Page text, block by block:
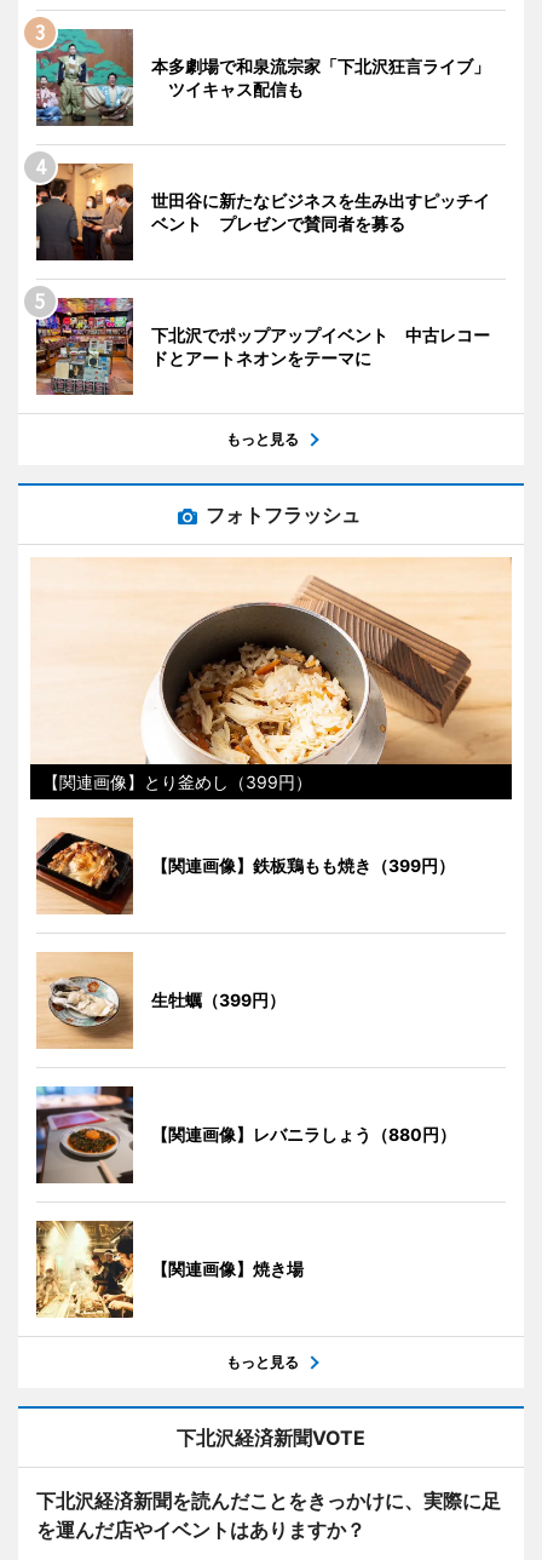
本多劇場で和泉流宗家「下北沢狂言ライブ」
ツイキャス配信も
世田谷に新たなビジネスを生み出すピッチイ
ベント プレゼンで賛同者を募る
下北沢でポップアップイベント 中古レコー
ドとアートネオンをテーマに
もっと見る
フォトフラッシュ
【関連画像】とり釜めし（399円）
【関連画像】鉄板鶏もも焼き（399円）
生牡蠣（399円）
【関連画像】レバニラしょう（880円）
【関連画像】焼き場
もっと見る
下北沢経済新聞VOTE
下北沢経済新聞を読んだことをきっかけに、実際に足
を運んだ店やイベントはありますか？